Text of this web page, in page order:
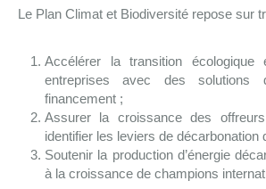
Le Plan Climat et Biodiversité repose sur
Accélérer la transition écologique
entreprises avec des
financement ;
Assurer la croissance des
identifier les leviers de décarbonation
Soutenir la production d’énergie
à la croissance de champions